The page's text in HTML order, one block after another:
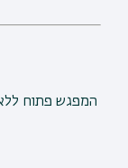
המפגש פתוח